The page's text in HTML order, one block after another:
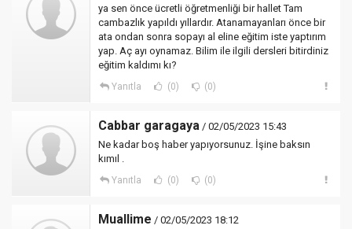
ya sen önce ücretli öğretmenliği bir hallet Tam
cambazlık yapıldı yıllardır. Atanamayanları önce bir
ata ondan sonra sopayı al eline eğitim iste yaptırım
yap. Aç ayı oynamaz. Bilim ile ilgili dersleri bitirdiniz
eğitim kaldımı kı?
Yanıtla (0) (0)
Cabbar garagaya / 02/05/2023 15:43
Ne kadar boş haber yapıyorsunuz. İşine baksın
kımıl .
Yanıtla (0) (0)
Muallime / 02/05/2023 18:12